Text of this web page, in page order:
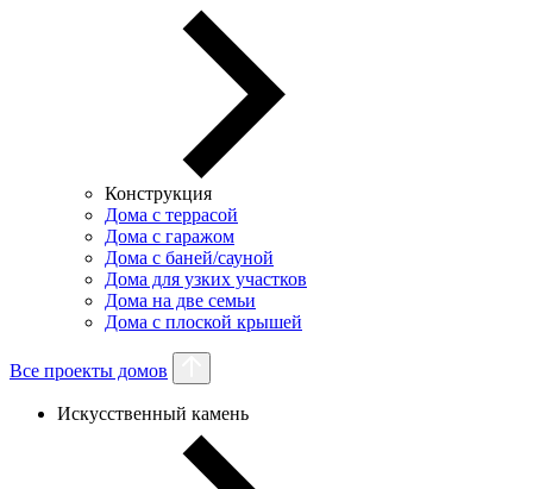
Конструкция
Дома с террасой
Дома с гаражом
Дома с баней/сауной
Дома для узких участков
Дома на две семьи
Дома с плоской крышей
Все проекты домов
Искусственный камень